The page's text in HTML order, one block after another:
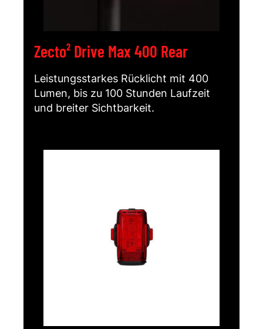
Zecto² Drive Max 400 Rear
Leistungsstarkes Rücklicht mit 400
Lumen, bis zu 100 Stunden Laufzeit
und breiter Sichtbarkeit.